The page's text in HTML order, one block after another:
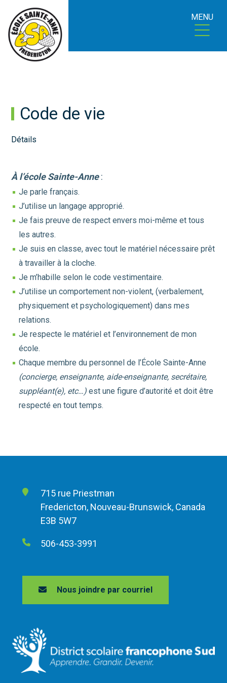
MENU
Code de vie
Détails
À l’école Sainte-Anne:
Je parle français.
J’utilise un langage approprié.
Je fais preuve de respect envers moi-même et tous
les autres.
Je suis en classe, avec tout le matériel nécessaire prêt
à travailler à la cloche.
Je m’habille selon le code vestimentaire.
J’utilise un comportement non-violent, (verbalement,
physiquement et psychologiquement) dans mes
relations.
Je respecte le matériel et l’environnement de mon
école.
Chaque membre du personnel de l’École Sainte-Anne
(concierge, enseignante, aide-enseignante, secrétaire,
suppléant(e), etc…) est une figure d’autorité et doit être
respecté en tout temps.
715 rue Priestman
Fredericton, Nouveau-Brunswick, Canada
E3B 5W7
506-453-3991
Nous joindre par courriel